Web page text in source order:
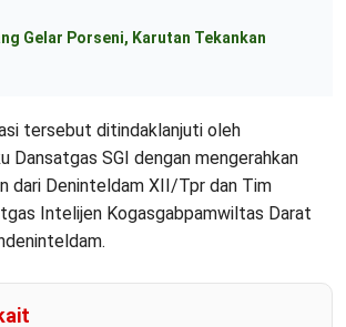
Gelar Porseni, Karutan Tekankan
tersebut ditindaklanjuti oleh
Dansatgas SGI dengan mengerahkan
dari Deninteldam XII/Tpr dan Tim
Intelijen Kogasgabpamwiltas Darat